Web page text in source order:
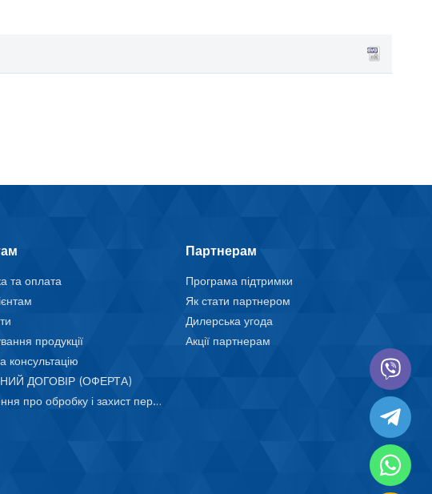
та оплата
продукції
консультацію
ДОГОВІР (ОФЕРТА)
Положення про обробку і захист персональних даних
Партнерам
Програма підтримки
Як стати партнером
Дилерська угода
Акції партнерам